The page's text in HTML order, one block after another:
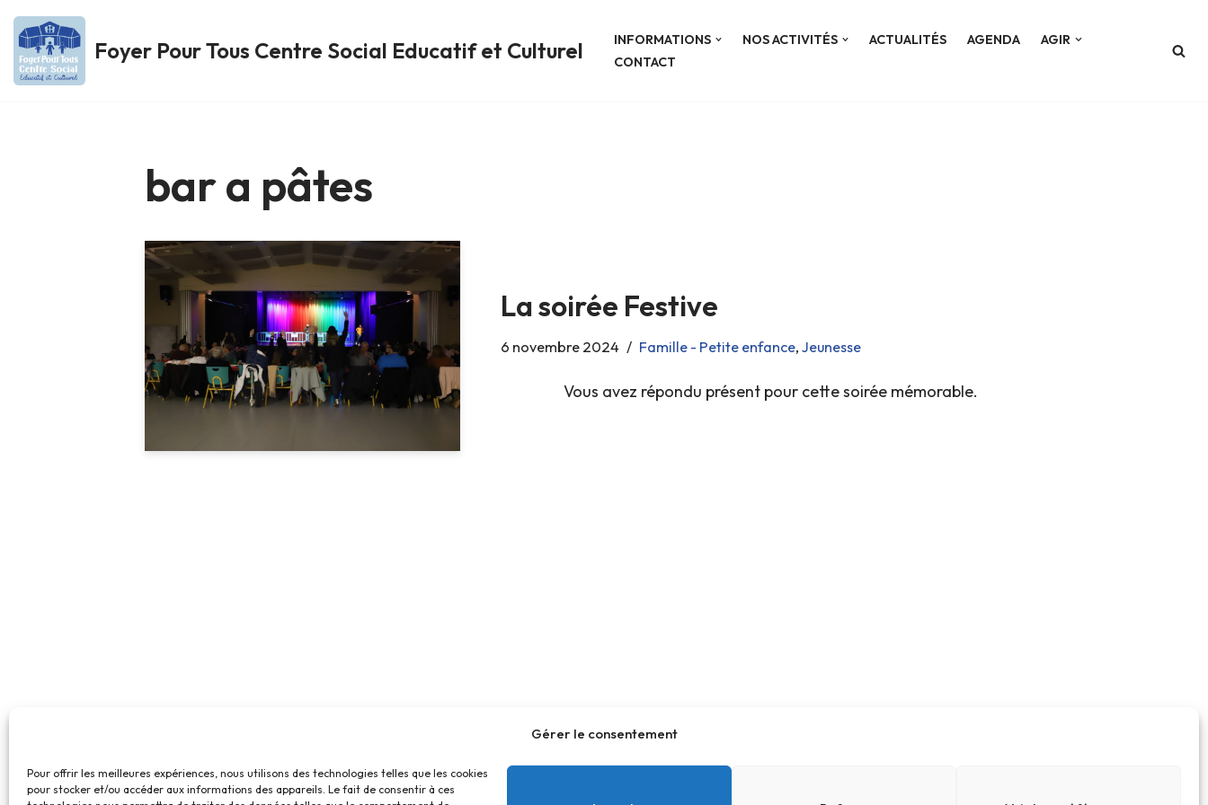
Gérer le consentement
Pour offrir les meilleures expériences, nous utilisons des technologies telles que les cookies
pour stocker et/ou accéder aux informations des appareils. Le fait de consentir à ces
Aller
au
Foyer Pour Tous Centre Social Educatif et Culturel INFORMATIONS NOS ACTIVITÉS ACTUALITÉS AGENDA
AGIR
CONTACT
bar a pâtes
La soirée Festive
6 novembre 2024 Famille - Petite enfance, Jeunesse
Vous avez répondu présent pour cette soirée mémorable.